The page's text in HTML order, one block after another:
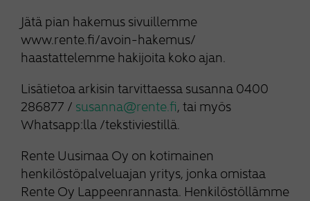
Jätä pian hakemus sivuillemme
www.rente.fi/avoin-hakemus/
haastattelemme hakijoita koko ajan.
Lisätietoa arkisin tarvittaessa susanna 0400
286877 / susanna@rente.fi, tai myös
Whatsapp:lla /tekstiviestillä.
Rente Uusimaa Oy on kotimainen
henkilöstöpalveluajan yritys, jonka omistaa
Rente Oy Lappeenrannasta. Henkilöstöllämme